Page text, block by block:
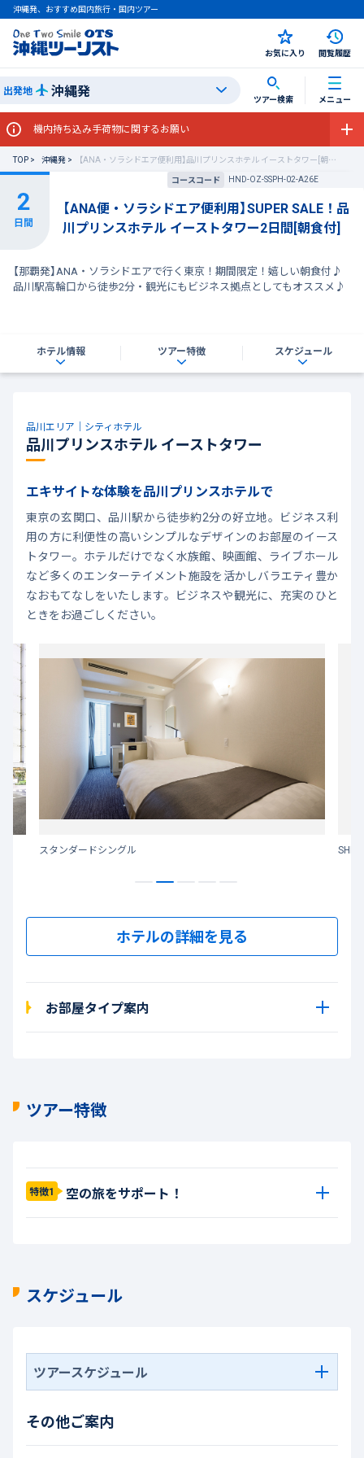
沖縄発、おすすめ国内旅行・国内ツアー
お気に入り 閲覧履歴
出発地 沖縄発 ツアー検索 メニュー
機内持ち込み手荷物に関するお願い
TOP 沖縄発
【ANA・ソラシドエア便利用】品川プリンスホテル イーストタワー[朝食付] SUPER SALE
コースコード
HND-OZ-SSPH-02-A26E
【ANA便・ソラシドエア便利用】SUPER SALE！品
川プリンスホテル イーストタワー2日間[朝食付]
【那覇発】ANA・ソラシドエアで行く東京！期間限定！嬉しい朝食付♪
品川駅高輪口から徒歩2分・観光にもビジネス拠点としてもオススメ♪
ホテル情報 ツアー特徴 スケジュール
品川エリア｜シティホテル
品川プリンスホテル イーストタワー
エキサイトな体験を品川プリンスホテルで
東京の玄関口、品川駅から徒歩約2分の好立地。ビジネス利
用の方に利便性の高いシンプルなデザインのお部屋のイース
トタワー。ホテルだけでなく水族館、映画館、ライブホール
など多くのエンターテイメント施設を活かしバラエティ豊か
なおもてなしをいたします。ビジネスや観光に、充実のひと
ときをお過ごしください。
スタンダードシングル
ホテルの詳細を見る
お部屋タイプ案内
ツアー特徴
特徴1 空の旅をサポート！
スケジュール
ツアースケジュール
その他ご案内